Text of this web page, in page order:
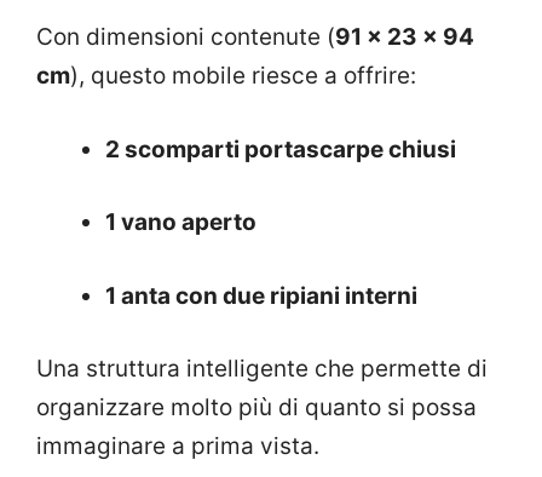
Con dimensioni contenute (91 x 23 x 94
cm), questo mobile riesce a offrire:
2 scomparti portascarpe chiusi
1 vano aperto
1 anta con due ripiani interni
Una struttura intelligente che permette di
organizzare molto più di quanto si possa
immaginare a prima vista.